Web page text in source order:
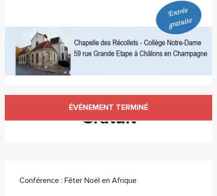
Ouverture et coordonnées
ÉVÉNEMENT TERMINÉ
Gratuit
Conférence : Fêter Noël en Afrique